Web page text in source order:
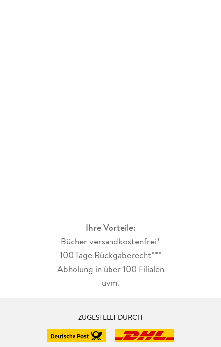
Ihre Vorteile:
Bücher versandkostenfrei*
100 Tage Rückgaberecht***
Abholung in über 100 Filialen
uvm.
ZUGESTELLT DURCH